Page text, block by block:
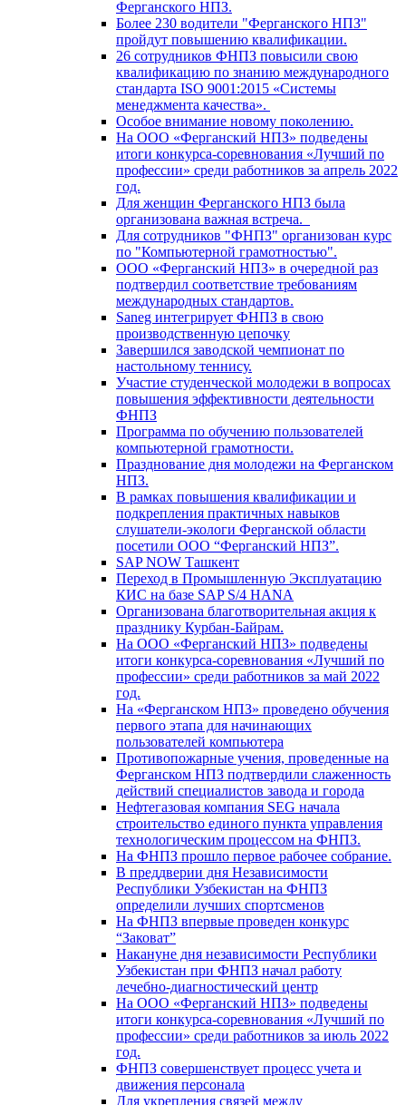
Ферганского НПЗ.
Более 230 водители "Ферганского НПЗ"
пройдут повышению квалификации.
26 сотрудников ФНПЗ повысили свою
квалификацию по знанию международного
стандарта ISO 9001:2015 «Системы
менеджмента качества».
Особое внимание новому поколению.
На ООО «Ферганский НПЗ» подведены
итоги конкурса-соревнования «Лучший по
профессии» среди работников за апрель 2022
год.
Для женщин Ферганского НПЗ была
организована важная встреча.
Для сотрудников "ФНПЗ" организован курс
по "Компьютерной грамотностью".
ООО «Ферганский НПЗ» в очередной раз
подтвердил соответствие требованиям
международных стандартов.
Saneg интегрирует ФНПЗ в свою
производственную цепочку
Завершился заводской чемпионат по
настольному теннису.
Участие студенческой молодежи в вопросах
повышения эффективности деятельности
ФНПЗ
Программа по обучению пользователей
компьютерной грамотности.
Празднование дня молодежи на Ферганском
НПЗ.
В рамках повышения квалификации и
подкрепления практичных навыков
слушатели-экологи Ферганской области
посетили ООО “Ферганский НПЗ”.
SAP NOW Ташкент
Переход в Промышленную Эксплуатацию
КИС на базе SAP S/4 HANA
Организована благотворительная акция к
празднику Курбан-Байрам.
На ООО «Ферганский НПЗ» подведены
итоги конкурса-соревнования «Лучший по
профессии» среди работников за май 2022
год.
На «Ферганском НПЗ» проведено обучения
первого этапа для начинающих
пользователей компьютера
Противопожарные учения, проведенные на
Ферганском НПЗ подтвердили слаженность
действий специалистов завода и города
Нефтегазовая компания SEG начала
строительство единого пункта управления
технологическим процессом на ФНПЗ.
На ФНПЗ прошло первое рабочее собрание.
В преддверии дня Независимости
Республики Узбекистан на ФНПЗ
определили лучших спортсменов
На ФНПЗ впервые проведен конкурс
“Заковат”
Накануне дня независимости Республики
Узбекистан при ФНПЗ начал работу
лечебно-диагностический центр
На ООО «Ферганский НПЗ» подведены
итоги конкурса-соревнования «Лучший по
профессии» среди работников за июль 2022
год.
ФНПЗ совершенствует процесс учета и
движения персонала
Для укрепления связей между